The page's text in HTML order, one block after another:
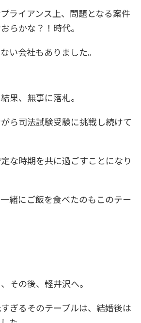
ライアンス上、問題となる案件
らかな？！時代。
い会社もありました。
果、無事に落札。
ら司法試験受験に挑戦し続けて
な時期を共に過ごすことになり
緒にご飯を食べたのもこのテー
その後、軽井沢へ。
ぎるそのテーブルは、結婚後は